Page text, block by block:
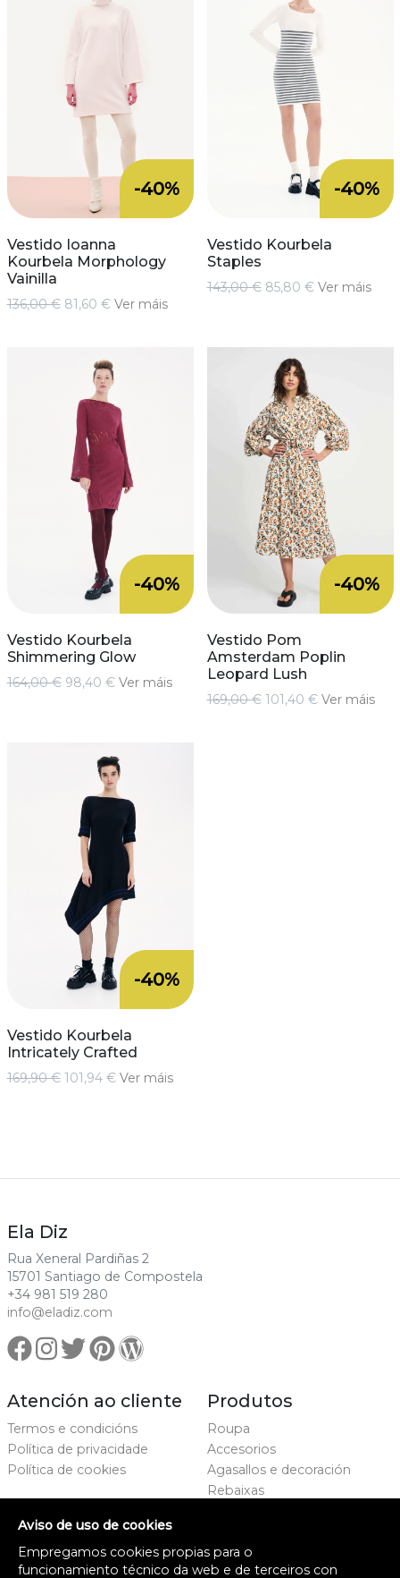
-40%
Vestido Ioanna
Kourbela Morphology
Vainilla
136,00 € 81,60 € Ver máis
-40%
Vestido Kourbela
Staples
143,00 € 85,80 € Ver máis
-40%
Vestido Kourbela
Shimmering Glow
164,00 € 98,40 € Ver máis
-40%
Vestido Pom
Amsterdam Poplin
Leopard Lush
169,00 € 101,40 € Ver máis
-40%
Vestido Kourbela
Intricately Crafted
169,90 € 101,94 € Ver máis
Ela Diz
Rua Xeneral Pardiñas 2
15701 Santiago de Compostela
+34 981 519 280
info@eladiz.com
Atención ao cliente
Termos e condicións
Política de privacidade
Política de cookies
Produtos
Roupa
Accesorios
Agasallos e decoración
Rebaixas
Proxecto cofinanciado
Aviso de uso de cookies
Empregamos cookies propias para o
funcionamiento técnico da web e de terceiros con